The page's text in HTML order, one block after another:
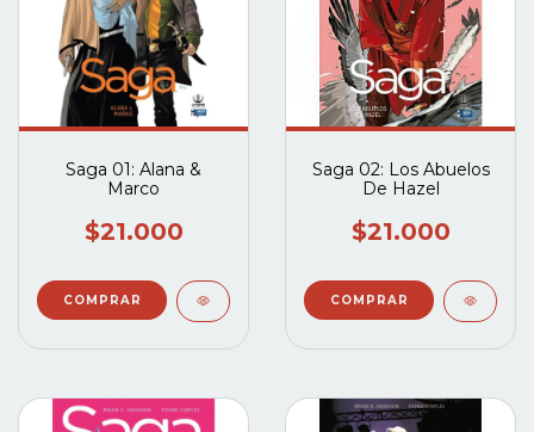
Saga 01: Alana &
Marco
$21.000
Saga 02: Los Abuelos
De Hazel
$21.000